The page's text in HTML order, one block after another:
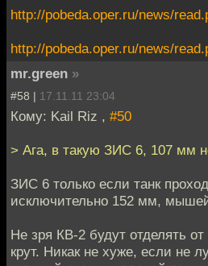
http://pobeda.oper.ru/news/
http://pobeda.oper.ru/news/
mr.green »
#58 | 17.11.11 23:04
Кому: Kail Riz , #50
> Ага, в такую ЗИС 6, 107 мм
ЗИС 6 только если танк
исключительно 152 мм,
Не зря КВ-2 будут отделять
крут. Никак не хуже, если не